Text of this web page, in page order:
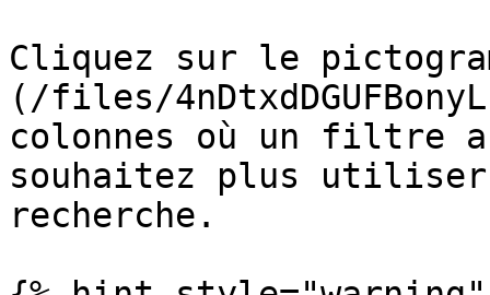
Cliquez sur le
(/files/
colonnes où un filtre
souhaitez plus utiliser
recherche.